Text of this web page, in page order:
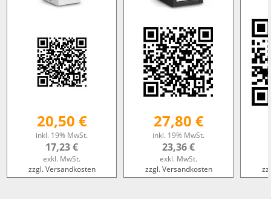
20,50 €
inkl. 19% MwSt.
17,23 €
exkl. MwSt.
zzgl. Versandkosten
27,80 €
inkl. 19% MwSt.
23,36 €
exkl. MwSt.
zzgl. Versandkosten